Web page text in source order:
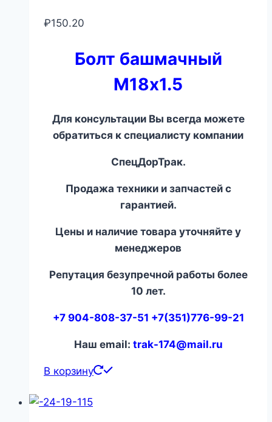
₽150.20
Болт башмачный
М18х1.5
Для консультации Вы всегда можете
обратиться к специалисту компании
СпецДорТрак.
Продажа техники и запчастей с
гарантией.
Цены и наличие товара уточняйте у
менеджеров
Репутация безупречной работы более
10 лет.
+7 904-808-37-51 +7(351)776-99-21
Наш email: trak-174@mail.ru
В корзину